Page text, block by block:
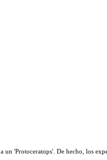
'Protoceratops'. De hecho, los